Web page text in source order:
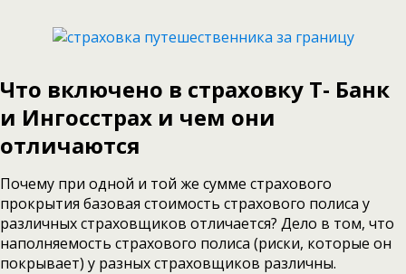
Что включено в страховку Т- Банк
и Ингосстрах и чем они
отличаются
Почему при одной и той же сумме страхового
прокрытия базовая стоимость страхового полиса у
различных страховщиков отличается? Дело в том, что
наполняемость страхового полиса (риски, которые он
покрывает) у разных страховщиков различны.